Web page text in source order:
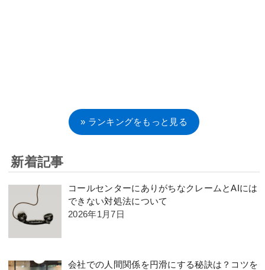
» ランキングをもっと見る
新着記事
コールセンターにありがちなクレームとAIには
できない対処法について
2026年1月7日
会社での人間関係を円滑にする秘訣は？コツを